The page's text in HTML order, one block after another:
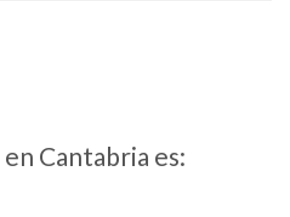
en Cantabria es: